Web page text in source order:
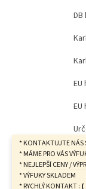
* KONTAKTUJTE NÁS
* MÁME PRO VÁS
* NEJLEPŠÍ CENY /
* VÝFUKY SKLADEM
* RYCHLÝ KONTAKT : (